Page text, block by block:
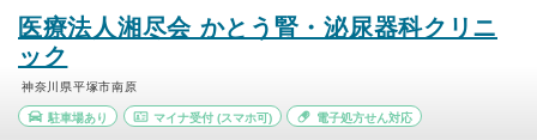
医療法人湘尽会 かとう腎・泌尿器科クリニ
ック
神奈川県平塚市南原
駐車場あり マイナ受付(スマホ可) 電子処方せん対応